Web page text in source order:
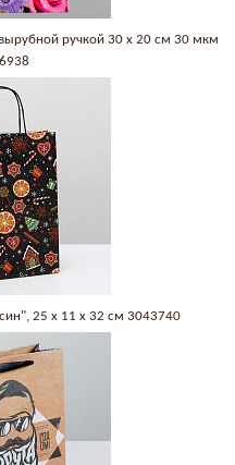
ручкой 30 х 20 см 30 мкм
25 х 11 х 32 см 3043740